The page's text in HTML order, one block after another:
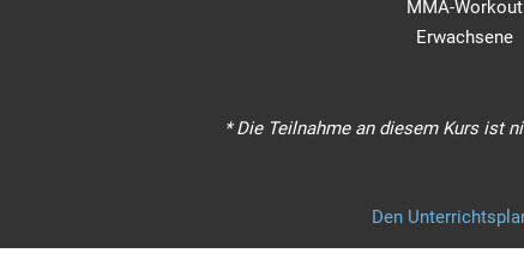
MMA-Workout
Erwachsene
* Die Teilnahme an diesem Kurs ist
Den